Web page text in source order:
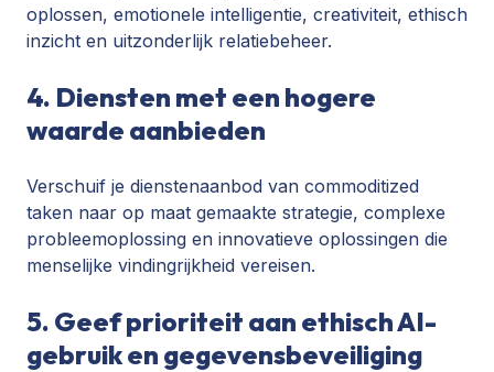
oplossen, emotionele intelligentie, creativiteit, ethisch
inzicht en uitzonderlijk relatiebeheer.
4. Diensten met een hogere
waarde aanbieden
Verschuif je dienstenaanbod van commoditized
taken naar op maat gemaakte strategie, complexe
probleemoplossing en innovatieve oplossingen die
menselijke vindingrijkheid vereisen.
5. Geef prioriteit aan ethisch AI-
gebruik en gegevensbeveiliging